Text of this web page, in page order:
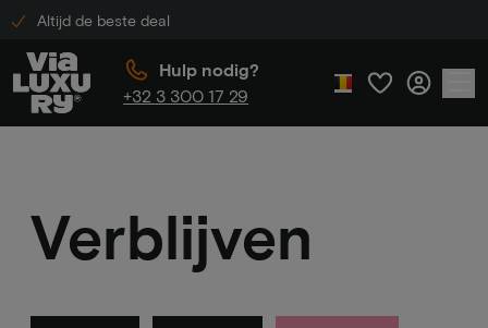
Altijd de beste deal
Hulp nodig?
+32 3 300 17 29
Verblijven